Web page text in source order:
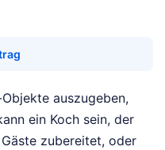
auszugeben,
ein Koch sein, der
zubereitet, oder